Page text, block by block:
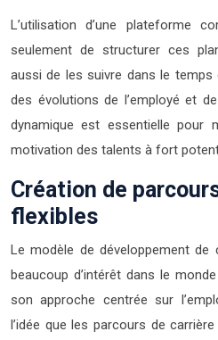
L’utilisation d’une plateforme
seulement de structurer ces
aussi de les suivre dans le
des évolutions de l’employé et
dynamique est essentielle pour
motivation des talents à fort
Création de
flexibles
Le modèle de développement
beaucoup d’intérêt dans le
son approche centrée sur
l’idée que les parcours de